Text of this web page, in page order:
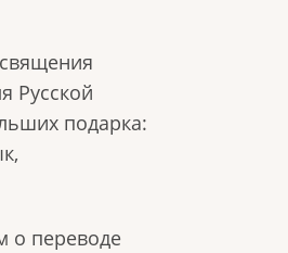
Русской
подарка:
о переводе